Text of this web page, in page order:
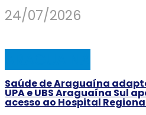
24/07/2026
Saúde de Araguaína
UPA e UBS Araguaína Sul
acesso ao Hospital